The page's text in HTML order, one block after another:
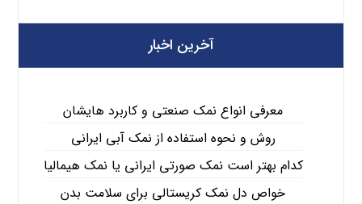
آخرین اخبار
معرفی انواع نمک صنعتی و کاربرد هایشان
روش و نحوه استفاده از نمک آبی ایرانی
کدام بهتر است نمک صورتی ایرانی یا نمک هیمالیا
خواص دل نمک کریستالی برای سلامت بدن